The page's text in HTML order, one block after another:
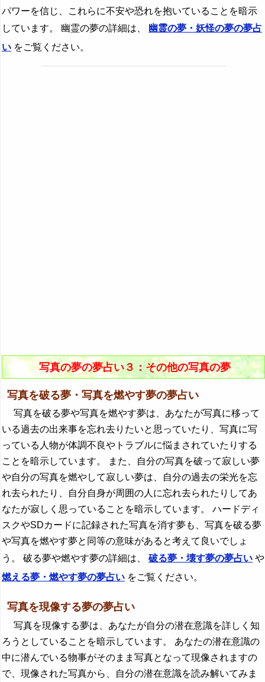
パワーを信じ、これらに不安や恐れを抱いていることを暗示
しています。 幽霊の夢の詳細は、
幽霊の夢・妖怪の夢の夢占
い をご覧ください。
写真の夢の夢占い３：その他の写真の夢
写真を破る夢・写真を燃やす夢の夢占い
写真を破る夢や写真を燃やす夢は、あなたが写真に移って
いる過去の出来事を忘れ去りたいと思っていたり、写真に写
っている人物が体調不良やトラブルに悩まされていたりする
ことを暗示しています。 また、自分の写真を破って寂しい夢
や自分の写真を燃やして寂しい夢は、自分の過去の栄光を忘
れ去られたり、自分自身が周囲の人に忘れ去られたりしてあ
なたが寂しく思っていることを暗示しています。 ハードディ
スクやSDカードに記録された写真を消す夢も、写真を破る夢
や写真を燃やす夢と同等の意味があると考えて良いでしょ
う。 破る夢や燃やす夢の詳細は、 破る夢・壊す夢の夢占い や
燃える夢・燃やす夢の夢占い をご覧ください。
写真を現像する夢の夢占い
写真を現像する夢は、あなたが自分の潜在意識を詳しく知
ろうとしていることを暗示しています。 あなたの潜在意識の
中に潜んでいる物事がそのまま写真となって現像されますの
で、現像された写真から、自分の潜在意識を読み解いてみま